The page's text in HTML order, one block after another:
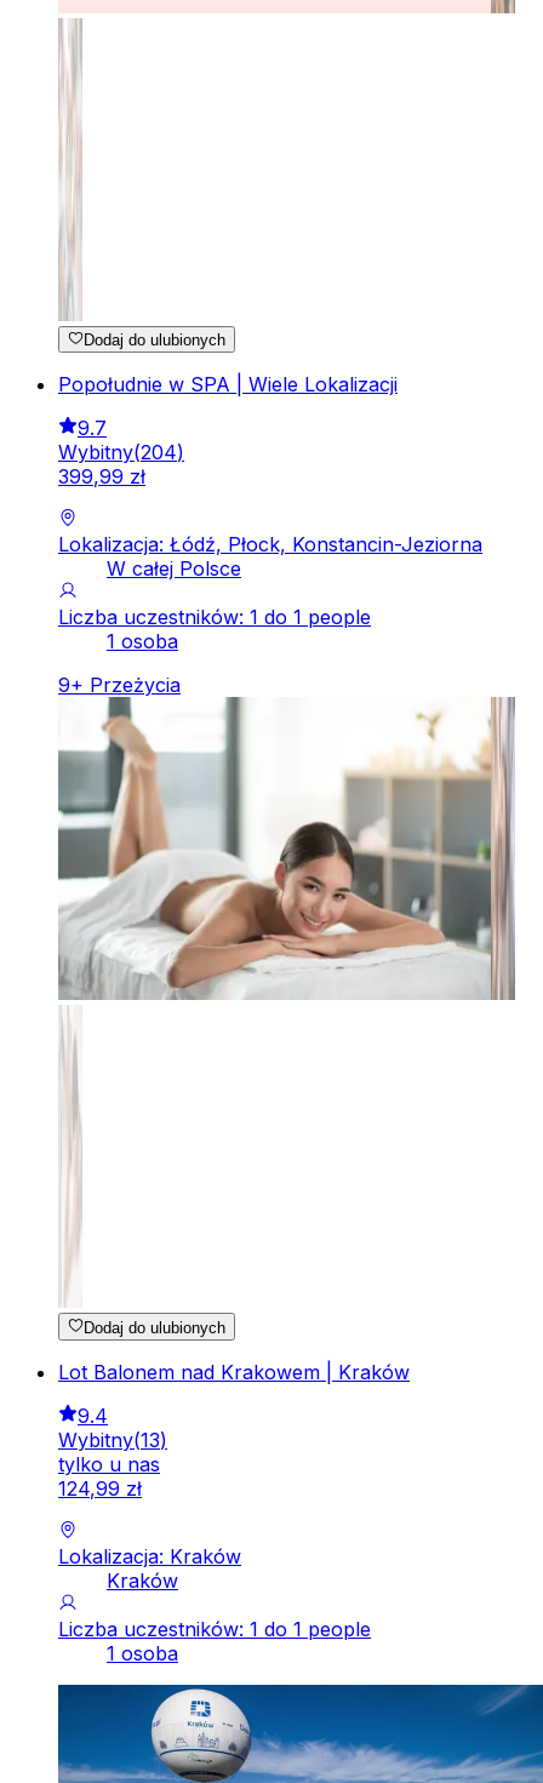
Dodaj do ulubionych
Popołudnie w SPA | Wiele Lokalizacji
9.7
Wybitny(204)
399,99 zł
Lokalizacja: Łódź, Płock, Konstancin-Jeziorna
W całej Polsce
Liczba uczestników: 1 do 1 people
1 osoba
9+ Przeżycia
Dodaj do ulubionych
Lot Balonem nad Krakowem | Kraków
9.4
Wybitny(13)
tylko u nas
124,99 zł
Lokalizacja: Kraków
Kraków
Liczba uczestników: 1 do 1 people
1 osoba